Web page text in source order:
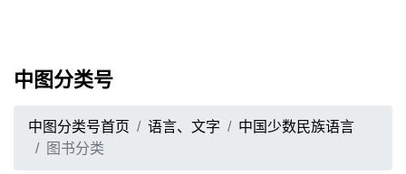
中图分类号
中图分类号首页 语言、文字
中国少数民族语言
图书分类